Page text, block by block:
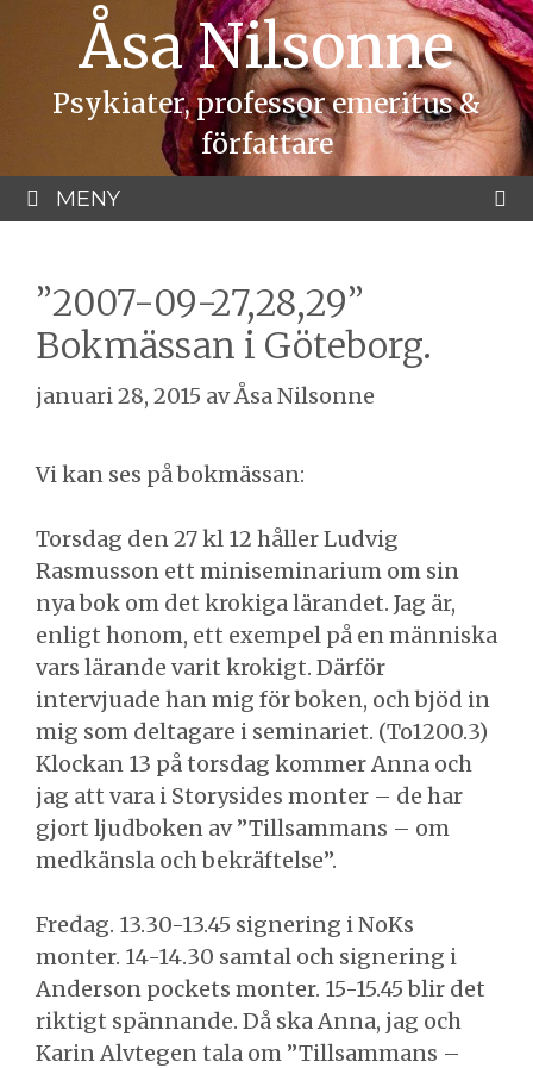
Åsa Nilsonne
Psykiater, professor emeritus &
författare
MENY
”2007-09-27,28,29”
Bokmässan i Göteborg.
januari 28, 2015 avÅsa Nilsonne
Vi kan ses på bokmässan:
Torsdag den 27 kl 12 håller Ludvig
Rasmusson ett miniseminarium om sin
nya bok om det krokiga lärandet. Jag är,
enligt honom, ett exempel på en människa
vars lärande varit krokigt. Därför
intervjuade han mig för boken, och bjöd in
mig som deltagare i seminariet. (To1200.3)
Klockan 13 på torsdag kommer Anna och
jag att vara i Storysides monter – de har
gjort ljudboken av ”Tillsammans – om
medkänsla och bekräftelse”.
Fredag. 13.30-13.45 signering i NoKs
monter. 14-14.30 samtal och signering i
Anderson pockets monter. 15-15.45 blir det
riktigt spännande. Då ska Anna, jag och
Karin Alvtegen tala om ”Tillsammans –